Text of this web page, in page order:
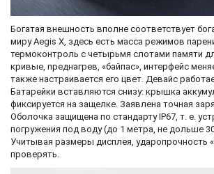
Богатая внешность вполне соответствует
миру Aegis X, здесь есть масса режимов
термоконтроль с четырьмя слотами памяти
кривые, преднагрев, «байпас», интерфейс
также настраивается его цвет. Девайс
Батарейки вставляются снизу: крышка
фиксируется на защелке. Заявлена точная
Оболочка защищена по стандарту IP67, т. е.
погружения под воду (до 1 метра, не дольше
Учитывая размеры дисплея, ударопрочность
проверять.